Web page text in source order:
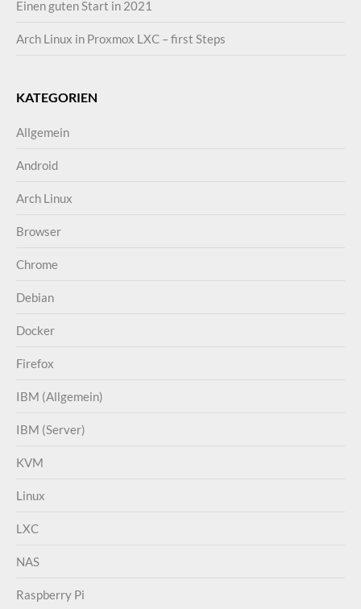
Einen guten Start in 2021
Arch Linux in Proxmox LXC – first Steps
KATEGORIEN
Allgemein
Android
Arch Linux
Browser
Chrome
Debian
Docker
Firefox
IBM (Allgemein)
IBM (Server)
KVM
Linux
LXC
NAS
Raspberry Pi